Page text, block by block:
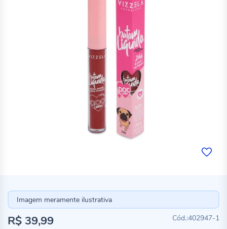
Imagem meramente ilustrativa
402947-1
R$ 39,99